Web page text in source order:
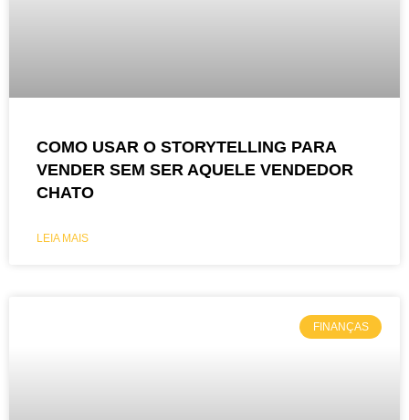
COMO USAR O STORYTELLING PARA
VENDER SEM SER AQUELE VENDEDOR
CHATO
LEIA MAIS
FINANÇAS